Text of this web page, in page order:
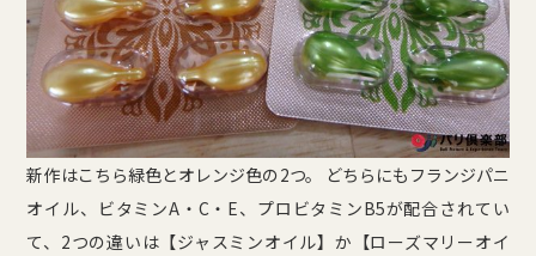
新作はこちら緑色とオレンジ色の2つ。 どちらにもフランジパニ
オイル、ビタミンA・C・E、プロビタミンB5が配合されてい
て、2つの違いは【ジャスミンオイル】か【ローズマリーオイ